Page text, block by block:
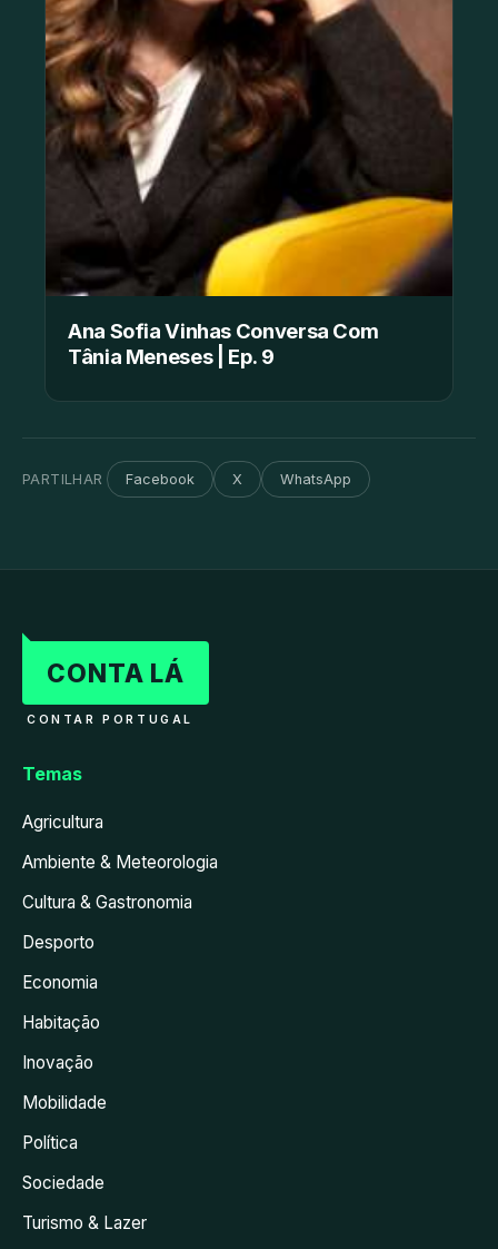
Ana Sofia Vinhas Conversa Com
Tânia Meneses | Ep. 9
PARTILHAR Facebook X WhatsApp
CONTA LÁ
CONTAR PORTUGAL
Temas
Agricultura
Ambiente & Meteorologia
Cultura & Gastronomia
Desporto
Economia
Habitação
Inovação
Mobilidade
Política
Sociedade
Turismo & Lazer